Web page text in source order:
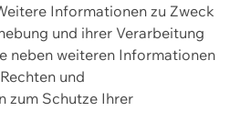
Informationen zu Zweck
und ihrer Verarbeitung
neben weiteren Informationen
und
zum Schutze Ihrer